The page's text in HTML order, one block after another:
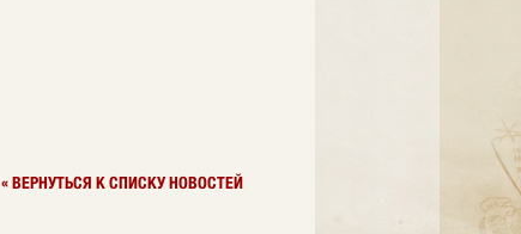
« ВЕРНУТЬСЯ К СПИСКУ НОВОСТЕЙ